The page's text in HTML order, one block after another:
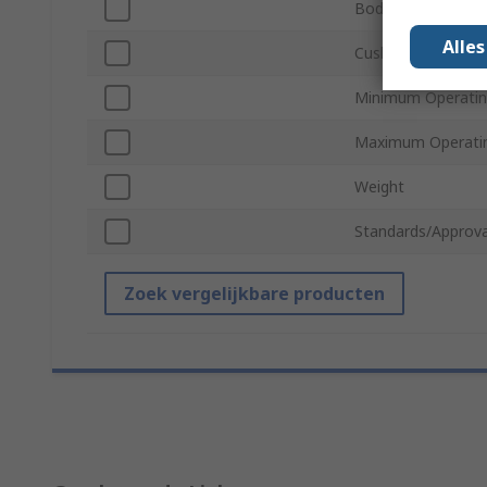
Body Material
Cushioning Type
Minimum
Maximum
Weight
Standards/
Zoek vergelijkbare producten